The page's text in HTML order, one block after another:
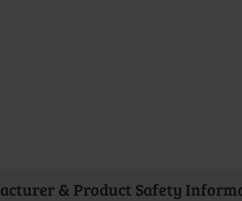
& Product Safety